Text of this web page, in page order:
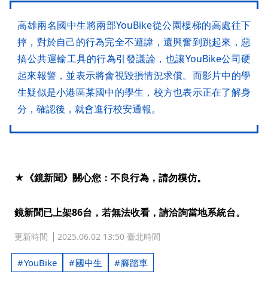
高雄兩名國中生將兩部YouBike從公園樓梯的高處往下
摔，對於自己的行為完全不避諱，還興奮到跳起來，惡
搞公共運輸工具的行為引發議論，也讓YouBike公司硬
起來報警，並表示將會視毀損情況求償。而影片中的學
生疑似是小港區某國中的學生，校方也表示正在了解身
分，確認後，就會進行校安通報。
★《鏡新聞》關心您：不良行為，請勿模仿。
鏡新聞已上架86台，若無法收看，請洽詢當地系統台。
更新時間 2025.06.02 13:50 臺北時間
YouBike 國中生 腳踏車